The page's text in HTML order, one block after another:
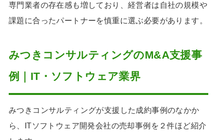
専門業者の存在感も増しており、経営者は自社の規模や
課題に合ったパートナーを慎重に選ぶ必要があります。
みつきコンサルティングのM&A支援事
例｜IT・ソフトウェア業界
みつきコンサルティングが支援した成約事例のなかか
ら、ITソフトウェア開発会社の売却事例を２件ほど紹介